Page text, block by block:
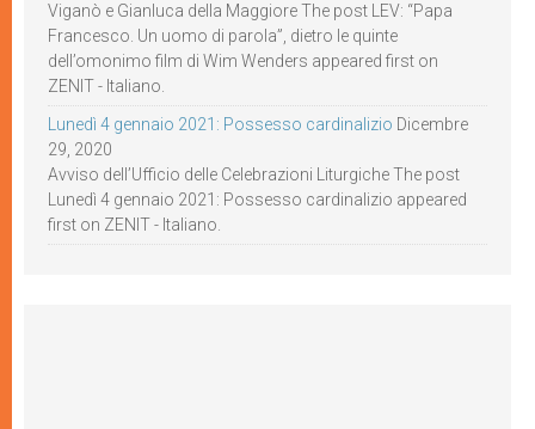
Viganò e Gianluca della Maggiore The post LEV: “Papa
Francesco. Un uomo di parola”, dietro le quinte
dell’omonimo film di Wim Wenders appeared first on
ZENIT - Italiano.
Lunedì 4 gennaio 2021: Possesso cardinalizio Dicembre
29, 2020
Avviso dell’Ufficio delle Celebrazioni Liturgiche The post
Lunedì 4 gennaio 2021: Possesso cardinalizio appeared
first on ZENIT - Italiano.